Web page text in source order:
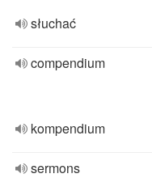
słuchać
compendium
kompendium
sermons